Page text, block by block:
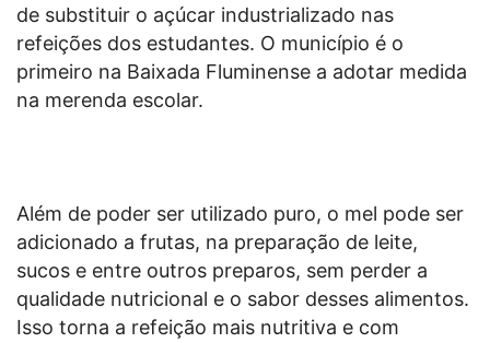
de substituir o açúcar industrializado nas
refeições dos estudantes. O município é o
primeiro na Baixada Fluminense a adotar medida
na merenda escolar.
Além de poder ser utilizado puro, o mel pode ser
adicionado a frutas, na preparação de leite,
sucos e entre outros preparos, sem perder a
qualidade nutricional e o sabor desses alimentos.
Isso torna a refeição mais nutritiva e com